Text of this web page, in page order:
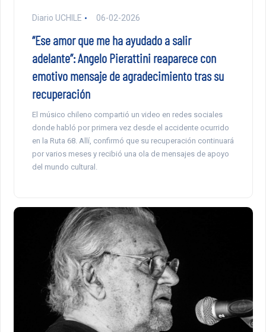
Diario UCHILE 06-02-2026
“Ese amor que me ha ayudado a salir
adelante”: Angelo Pierattini reaparece con
emotivo mensaje de agradecimiento tras su
recuperación
El músico chileno compartió un video en redes sociales
donde habló por primera vez desde el accidente ocurrido
en la Ruta 68. Allí, confirmó que su recuperación continuará
por varios meses y recibió una ola de mensajes de apoyo
del mundo cultural.